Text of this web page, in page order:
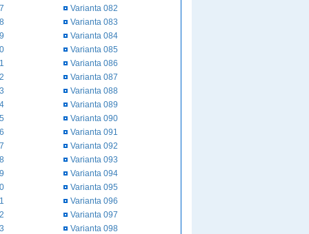
Varianta 082
Varianta 083
Varianta 084
Varianta 085
Varianta 086
Varianta 087
Varianta 088
Varianta 089
Varianta 090
Varianta 091
Varianta 092
Varianta 093
Varianta 094
Varianta 095
Varianta 096
Varianta 097
Varianta 098